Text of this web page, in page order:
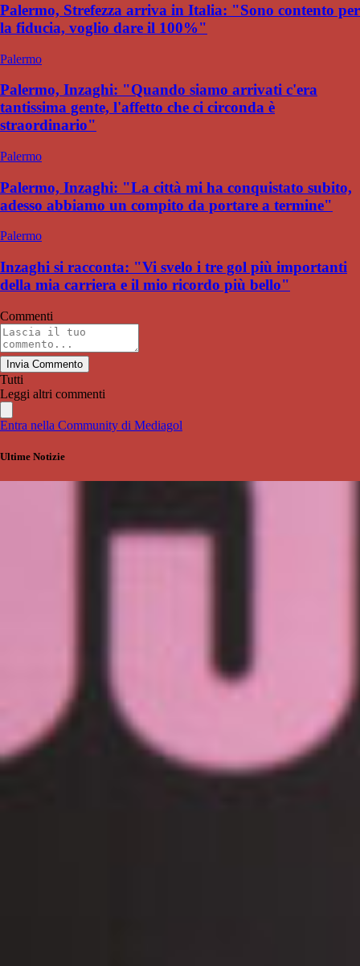
Palermo, Strefezza arriva in Italia: "Sono contento per
la fiducia, voglio dare il 100%"
Palermo
Palermo, Inzaghi: "Quando siamo arrivati c'era
tantissima gente, l'affetto che ci circonda è
straordinario"
Palermo
Palermo, Inzaghi: "La città mi ha conquistato subito,
adesso abbiamo un compito da portare a termine"
Palermo
Inzaghi si racconta: "Vi svelo i tre gol più importanti
della mia carriera e il mio ricordo più bello"
Commenti
Invia Commento
Tutti
Leggi altri commenti
Entra nella Community di Mediagol
Ultime Notizie